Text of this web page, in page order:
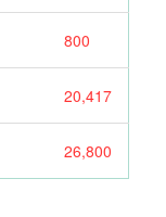
800
20,417
26,800